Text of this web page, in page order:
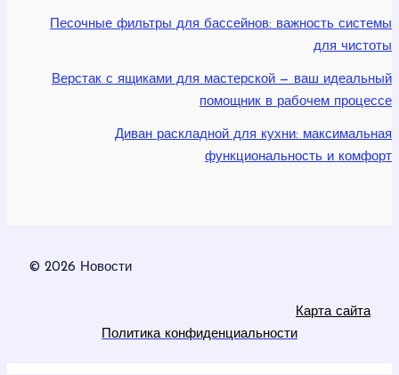
Песочные фильтры для бассейнов: важность системы
для чистоты
Верстак с ящиками для мастерской — ваш идеальный
помощник в рабочем процессе
Диван раскладной для кухни: максимальная
функциональность и комфорт
© 2026 Новости
Карта сайта
Политика конфиденциальности